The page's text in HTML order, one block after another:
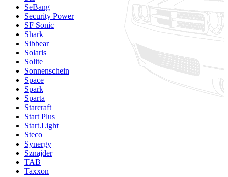
SeBang
Security Power
SF Sonic
Shark
Sibbear
Solaris
Solite
Sonnenschein
Space
Spark
Sparta
Starcraft
Start Plus
Start.Light
Steco
Synergy
Sznajder
TAB
Taxxon